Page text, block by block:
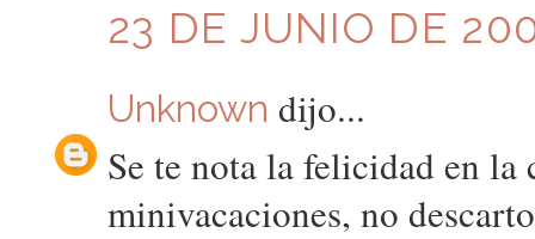
23 DE JUNIO DE
Unknown dijo...
Se te nota la felicidad en la
minivacaciones, no